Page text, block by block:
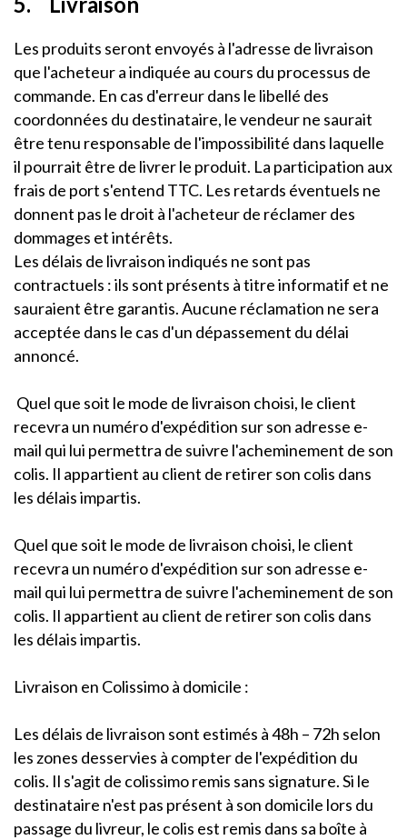
Les produits seront envoyés à l'adresse de livraison
que l'acheteur a indiquée au cours du processus de
commande. En cas d'erreur dans le libellé des
coordonnées du destinataire, le vendeur ne saurait
être tenu responsable de l'impossibilité dans laquelle
il pourrait être de livrer le produit. La participation aux
frais de port s'entend TTC. Les retards éventuels ne
donnent pas le droit à l'acheteur de réclamer des
dommages et intérêts.
Les délais de livraison indiqués ne sont pas
contractuels : ils sont présents à titre informatif et ne
sauraient être garantis. Aucune réclamation ne sera
acceptée dans le cas d'un dépassement du délai
annoncé.
Quel que soit le mode de livraison choisi, le client
recevra un numéro d'expédition sur son adresse e-
mail qui lui permettra de suivre l'acheminement de son
colis. Il appartient au client de retirer son colis dans
les délais impartis.
Quel que soit le mode de livraison choisi, le client
recevra un numéro d'expédition sur son adresse e-
mail qui lui permettra de suivre l'acheminement de son
colis. Il appartient au client de retirer son colis dans
les délais impartis.
Livraison en Colissimo à domicile :
Les délais de livraison sont estimés à 48h – 72h selon
les zones desservies à compter de l'expédition du
colis. Il s'agit de colissimo remis sans signature. Si le
destinataire n'est pas présent à son domicile lors du
passage du livreur, le colis est remis dans sa boîte à